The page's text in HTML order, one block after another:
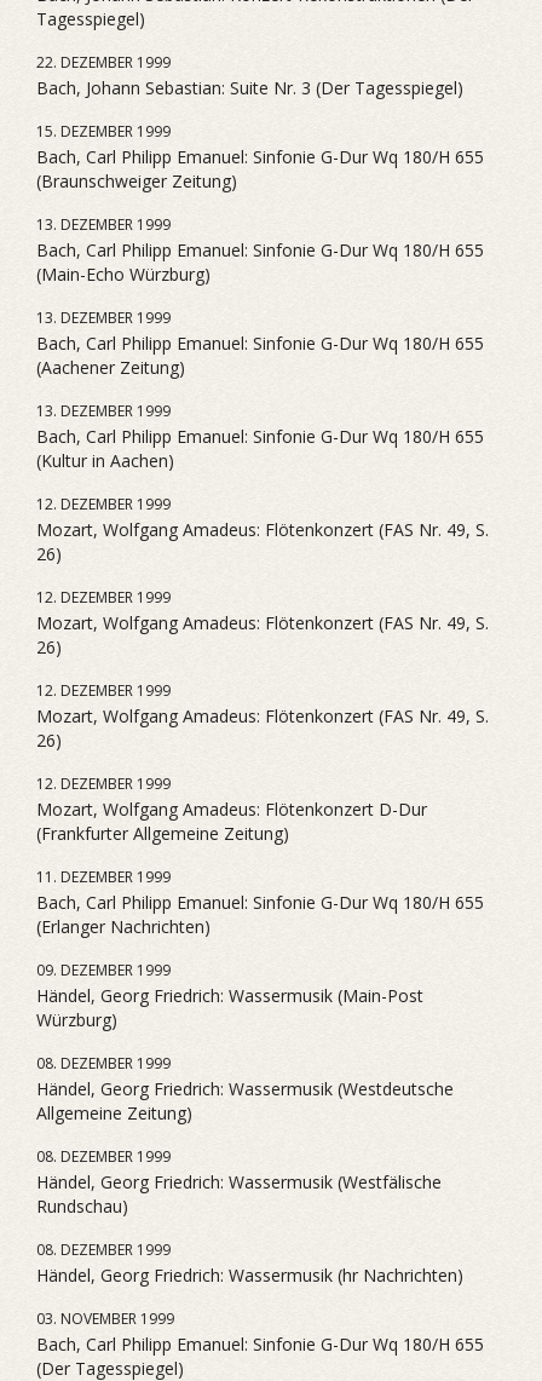
Tagesspiegel)
22. DEZEMBER 1999
Bach, Johann Sebastian: Suite Nr. 3 (Der Tagesspiegel)
15. DEZEMBER 1999
Bach, Carl Philipp Emanuel: Sinfonie G-Dur Wq 180/H 655
(Braunschweiger Zeitung)
13. DEZEMBER 1999
Bach, Carl Philipp Emanuel: Sinfonie G-Dur Wq 180/H 655
(Main-Echo Würzburg)
13. DEZEMBER 1999
Bach, Carl Philipp Emanuel: Sinfonie G-Dur Wq 180/H 655
(Aachener Zeitung)
13. DEZEMBER 1999
Bach, Carl Philipp Emanuel: Sinfonie G-Dur Wq 180/H 655
(Kultur in Aachen)
12. DEZEMBER 1999
Mozart, Wolfgang Amadeus: Flötenkonzert (FAS Nr. 49, S.
26)
12. DEZEMBER 1999
Mozart, Wolfgang Amadeus: Flötenkonzert (FAS Nr. 49, S.
26)
12. DEZEMBER 1999
Mozart, Wolfgang Amadeus: Flötenkonzert (FAS Nr. 49, S.
26)
12. DEZEMBER 1999
Mozart, Wolfgang Amadeus: Flötenkonzert D-Dur
(Frankfurter Allgemeine Zeitung)
11. DEZEMBER 1999
Bach, Carl Philipp Emanuel: Sinfonie G-Dur Wq 180/H 655
(Erlanger Nachrichten)
09. DEZEMBER 1999
Händel, Georg Friedrich: Wassermusik (Main-Post
Würzburg)
08. DEZEMBER 1999
Händel, Georg Friedrich: Wassermusik (Westdeutsche
Allgemeine Zeitung)
08. DEZEMBER 1999
Händel, Georg Friedrich: Wassermusik (Westfälische
Rundschau)
08. DEZEMBER 1999
Händel, Georg Friedrich: Wassermusik (hr Nachrichten)
03. NOVEMBER 1999
Bach, Carl Philipp Emanuel: Sinfonie G-Dur Wq 180/H 655
(Der Tagesspiegel)